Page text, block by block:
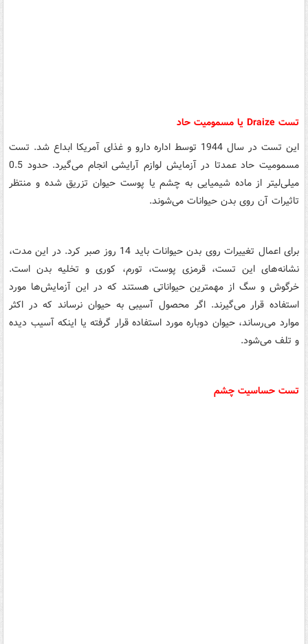
تست Draize یا مسمومیت حاد
این تست در سال 1944 توسط اداره دارو و غذای آمریکا ابداع شد. تست
مسمومیت حاد عمدتا در آزمایش لوازم آرایشی انجام می‌گیرد. حدود 0.5
میلی‌لیتر از ماده شیمیایی به چشم یا پوست حیوان تزریق شده و منتظر
تاثیرات آن روی بدن حیوانات می‌شوند.
برای اعمال تغییرات روی بدن حیوانات باید 14 روز صبر کرد. در این مدت،
نشانه‌های این تست، قرمزی پوست، تورم، کوری و تخلیه بدن است.
خرگوش و سگ از مهمترین حیواناتی هستند که در این آزمایش‌ها مورد
استفاده قرار می‌گیرند. اگر محصول آسیبی به حیوان نرساند که در اکثر
موارد می‌رساند، حیوان دوباره مورد استفاده قرار گرفته یا اینکه آسیب دیده
و تلف می‌شود.
تست حساسیت چشم